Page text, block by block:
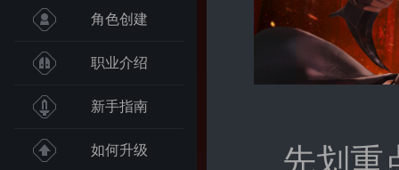
角色创建
职业介绍
新手指南
如何升级
先划重